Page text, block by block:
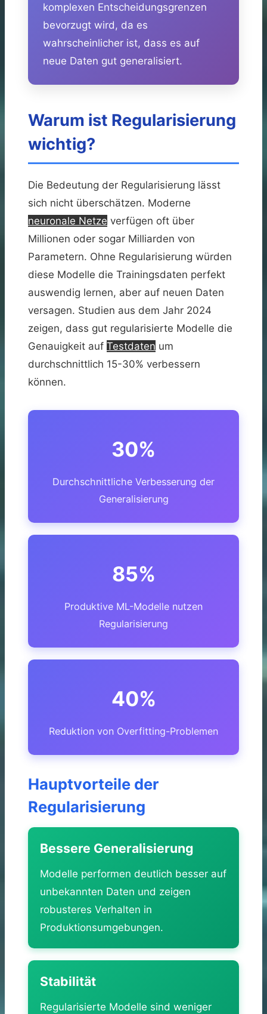
komplexen Entscheidungsgrenzen
bevorzugt wird, da es
wahrscheinlicher ist, dass es auf
neue Daten gut generalisiert.
Warum ist Regularisierung
wichtig?
Die Bedeutung der Regularisierung lässt
sich nicht überschätzen. Moderne
neuronale Netze verfügen oft über
Millionen oder sogar Milliarden von
Parametern. Ohne Regularisierung würden
diese Modelle die Trainingsdaten perfekt
auswendig lernen, aber auf neuen Daten
versagen. Studien aus dem Jahr 2024
zeigen, dass gut regularisierte Modelle die
Genauigkeit auf Testdaten um
durchschnittlich 15-30% verbessern
können.
30%
Durchschnittliche Verbesserung der
Generalisierung
85%
Produktive ML-Modelle nutzen
Regularisierung
40%
Reduktion von Overfitting-Problemen
Hauptvorteile der
Regularisierung
Bessere Generalisierung
Modelle performen deutlich besser auf
unbekannten Daten und zeigen
robusteres Verhalten in
Produktionsumgebungen.
Stabilität
Regularisierte Modelle sind weniger